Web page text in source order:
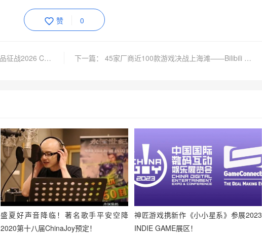
赞 0
上一篇：前行者EWEADN携创新外设产品征战2026 ChinaJoy！燃动盛夏！ 下一篇： 45家厂商近100款游戏决战上海滩——Bilibili World 2026即将开幕
盛夏好声音降临！著名歌手平安空降
2020第十八届ChinaJoy预定！
神匠游戏携新作《小小星系》参展2023
INDIE GAME展区！